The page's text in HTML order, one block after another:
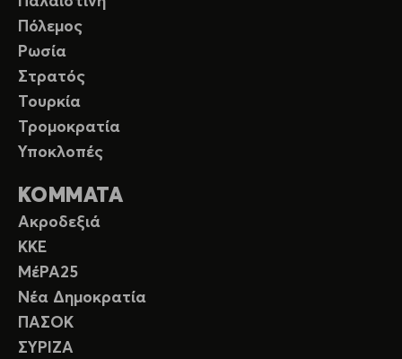
Πόλεμος
Ρωσία
Στρατός
Τουρκία
Τρομοκρατία
Υποκλοπές
ΚΟΜΜΑΤΑ
Ακροδεξιά
ΚΚΕ
ΜέΡΑ25
Νέα Δημοκρατία
ΠΑΣΟΚ
ΣΥΡΙΖΑ